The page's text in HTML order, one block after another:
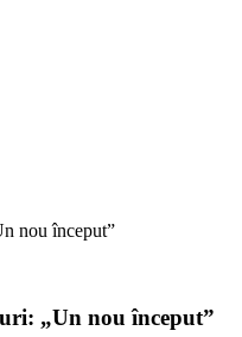
nou început”
„Un nou început”